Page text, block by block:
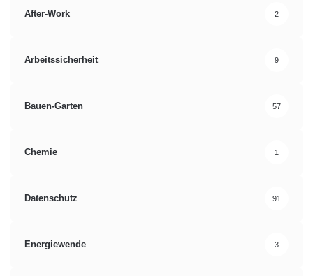
After-Work 2
Arbeitssicherheit 9
Bauen-Garten 57
Chemie 1
Datenschutz 91
Energiewende 3